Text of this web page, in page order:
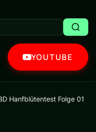
YOUTUBE
Hanfblütentest Folge 01